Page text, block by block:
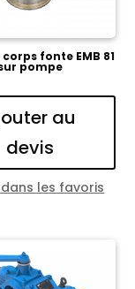
fonte EMB 81
pompe
au
devis
les favoris